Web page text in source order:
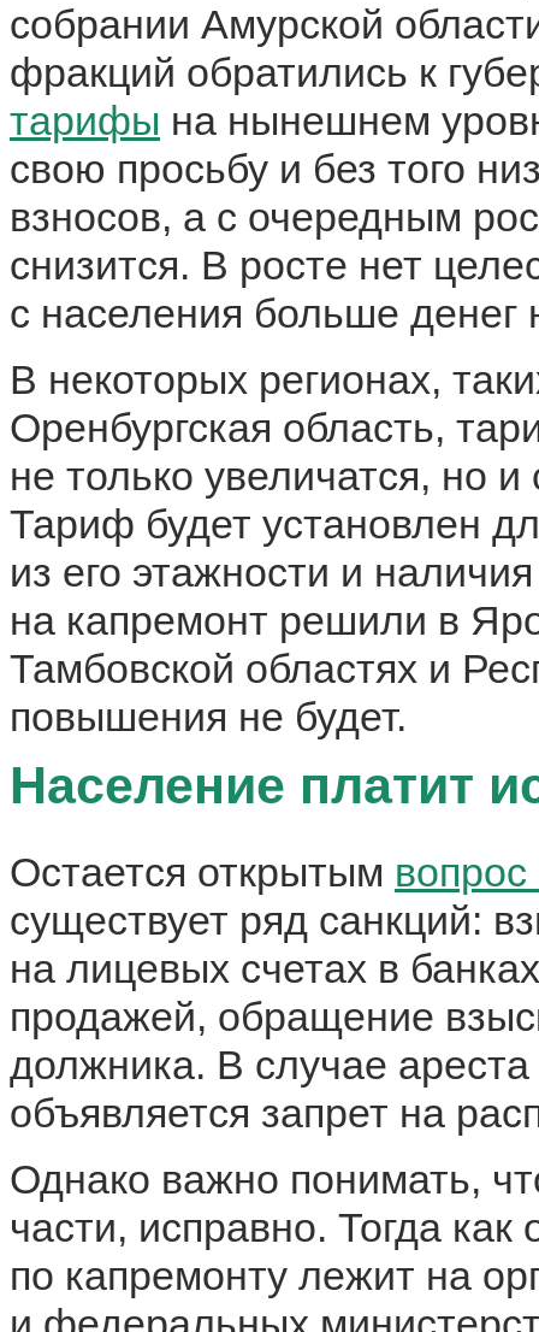
собрании Амурской
фракций обратились к
тарифы на нынешнем
свою просьбу и без того
взносов, а с очередным
снизится. В росте нет
с населения больше денег
В некоторых регионах,
Оренбургская область,
не только увеличатся, но
Тариф будет установлен
из его этажности и
на капремонт решили в
Тамбовской областях и
повышения не будет.
Население платит
Остается открытым
существует ряд санкций:
на лицевых счетах в
продажей, обращение
должника. В случае
объявляется запрет на
Однако важно понимать,
части, исправно. Тогда
по капремонту лежит на